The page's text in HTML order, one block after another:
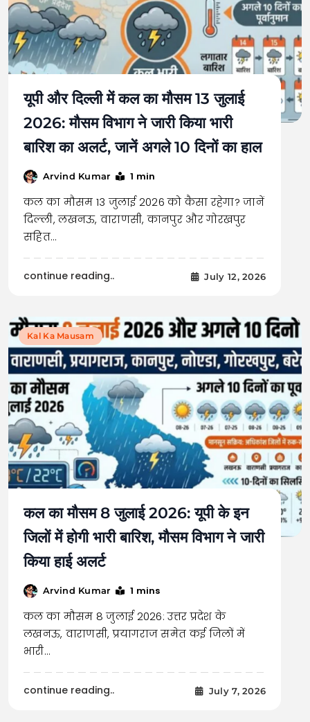
यूपी और दिल्ली में कल का मौसम 13 जुलाई
2026: मौसम विभाग ने जारी किया भारी
बारिश का अलर्ट, जानें अगले 10 दिनों का हाल
Arvind Kumar 1 min
कल का मौसम 13 जुलाई 2026 को कैसा रहेगा? जानें
दिल्ली, लखनऊ, वाराणसी, कानपुर और गोरखपुर
सहित…
continue reading.. July 12, 2026
Kal Ka Mausam
कल का मौसम 8 जुलाई 2026: यूपी के इन
जिलों में होगी भारी बारिश, मौसम विभाग ने जारी
किया हाई अलर्ट
Arvind Kumar 1 mins
कल का मौसम 8 जुलाई 2026: उत्तर प्रदेश के
लखनऊ, वाराणसी, प्रयागराज समेत कई जिलों में
भारी…
continue reading.. July 7, 2026